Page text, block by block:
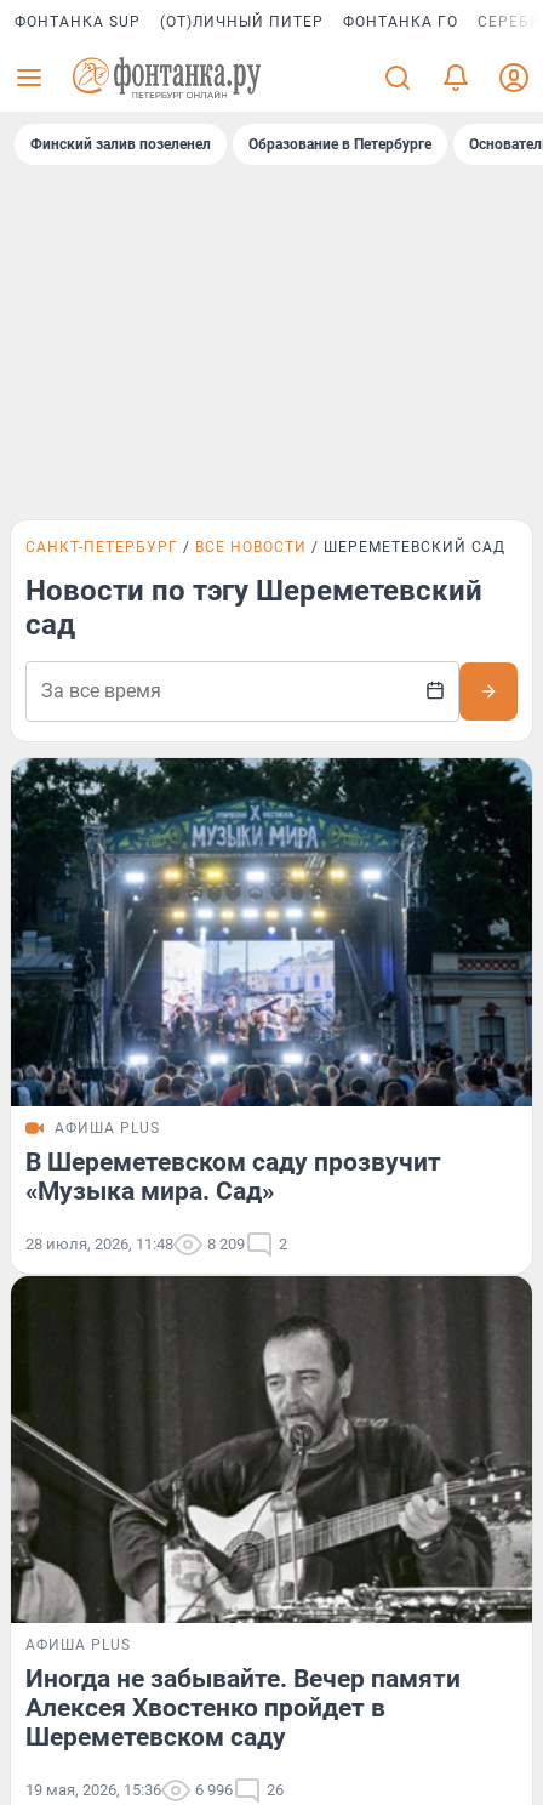
ФОНТАНКА SUP (ОТ)ЛИЧНЫЙ ПИТЕР ФОНТАНКА ГО
Финский залив позеленел Образование в Петербурге
САНКТ-ПЕТЕРБУРГ ВСЕ НОВОСТИ ШЕРЕМЕТЕВСКИЙ САД
Новости по тэгу Шереметевский
сад
АФИША PLUS
В Шереметевском саду прозвучит
«Музыка мира. Сад»
28 июля, 2026, 11:48 8 209 2
АФИША PLUS
Иногда не забывайте. Вечер памяти
Алексея Хвостенко пройдет в
Шереметевском саду
19 мая, 2026, 15:36 6 996 26